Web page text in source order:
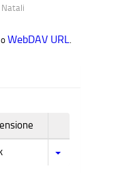
o WebDAV URL.